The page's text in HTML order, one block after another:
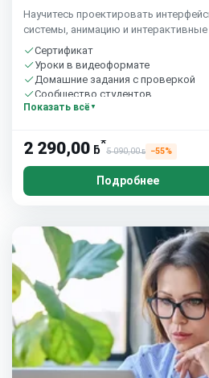
Научитесь проектировать
системы, анимацию и
Сертификат
Уроки в видеоформате
Домашние задания с проверкой
Сообщество студентов
5 часов в неделю
Показать всё
2 290,00 ƃ*
5 090,00ƃ −55%
Подробнее